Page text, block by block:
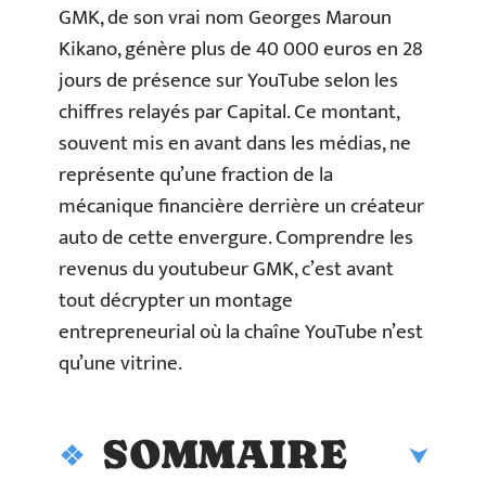
GMK, de son vrai nom Georges Maroun
Kikano, génère plus de 40 000 euros en 28
jours de présence sur YouTube selon les
chiffres relayés par Capital. Ce montant,
souvent mis en avant dans les médias, ne
représente qu’une fraction de la
mécanique financière derrière un créateur
auto de cette envergure. Comprendre les
revenus du youtubeur GMK, c’est avant
tout décrypter un montage
entrepreneurial où la chaîne YouTube n’est
qu’une vitrine.
SOMMAIRE